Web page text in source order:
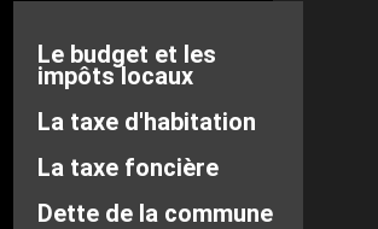
Le budget et les
impôts locaux
La taxe d'habitation
La taxe foncière
Dette de la commune